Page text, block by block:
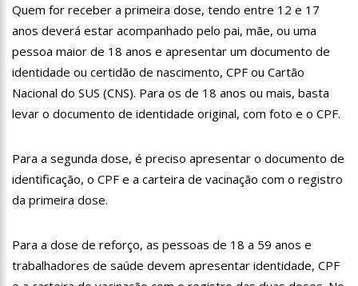
12:35 Mãe de Paulo Gustavo revela testamento deixado pelo
humorista
12:24 Livre da Globo, Galvão Bueno realiza sonho antigo e estreia
11:35
Prefeitura e Sinetram emitem cartão PassaFácil
gratuitamente em ação itinerante
11:29
Com Lei Paulo Gustavo, governo garante R$ 3,8 bilhões para
13:32 Governo do Amazonas vai em busca de modelo de parques
ecoindustriais na Coreia do Sul
13:29
Vítima de Daniel Alves larga emprego e desabafa: ‘Raiva e
dívida de droga
13:18 Velório de Rita Lee, em São Paulo, será aberto ao público
Quem for receber a primeira dose, tendo entre 12 e 17
anos deverá estar acompanhado pelo pai, mãe, ou uma
pessoa maior de 18 anos e apresentar um documento de
identidade ou certidão de nascimento, CPF ou Cartão
Nacional do SUS (CNS). Para os de 18 anos ou mais, basta
levar o documento de identidade original, com foto e o CPF.
Para a segunda dose, é preciso apresentar o documento de
identificação, o CPF e a carteira de vacinação com o registro
da primeira dose.
Para a dose de reforço, as pessoas de 18 a 59 anos e
trabalhadores de saúde devem apresentar identidade, CPF